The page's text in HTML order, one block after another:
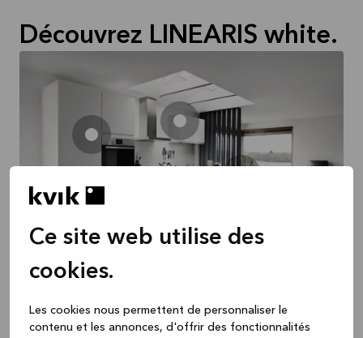
Ce site web utilise des
cookies.
Les cookies nous permettent de personnaliser le
contenu et les annonces, d'offrir des fonctionnalités
Découvrez LINEARIS white.
LINEARIS white